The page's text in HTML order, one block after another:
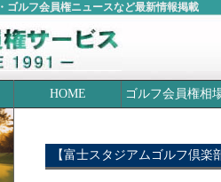
ゴルフ会員権ニュースなど最新情報掲載
HOME ゴルフ会員権相
【富士スタジアムゴルフ倶